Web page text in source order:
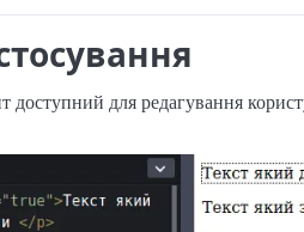
доступний для редагування